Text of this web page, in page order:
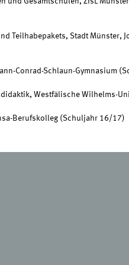
Teilhabepakets, Stadt Münster,
Conrad-Schlaun-Gymnasium
Westfälische Wilhelms-
Berufskolleg (Schuljahr 16/17)